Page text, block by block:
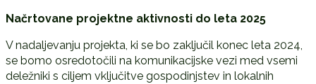
Načrtovane projektne aktivnosti do leta 2025
V nadaljevanju projekta, ki se bo zaključil konec leta 2024,
se bomo osredotočili na komunikacijske vezi med vsemi
deležniki s ciljem vključitve gospodinjstev in lokalnih